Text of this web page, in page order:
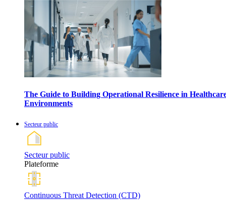
The Guide to Building Operational Resilience in
Environments
Secteur public
Secteur public
Plateforme
Continuous Threat Detection (CTD)